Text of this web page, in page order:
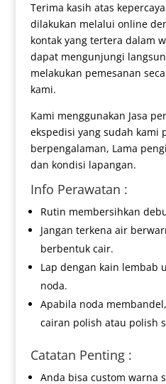
Terima kasih atas
dilakukan melalui online
kontak yang tertera dalam
dapat mengunjungi
melakukan pemesanan
kami.
Kami menggunakan Jasa
ekspedisi yang sudah kami
berpengalaman, Lama
dan kondisi lapangan.
Info Perawatan :
Rutin membersihkan
Jangan terkena air
berbentuk cair.
Lap dengan kain lembab
noda.
Apabila noda
cairan polish atau polish
Catatan Penting :
Anda bisa custom warna